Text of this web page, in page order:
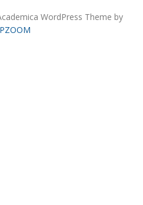
WordPress Theme by